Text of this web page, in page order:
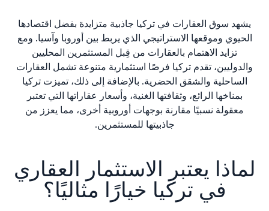
يشهد سوق العقارات في تركيا جاذبية متزايدة بفضل اقتصادها
الحيوي وموقعها الاستراتيجي الذي يربط بين أوروبا وآسيا. ومع
تزايد الاهتمام بالعقارات من قِبل المستثمرين المحليين
والدوليين، تقدم تركيا فرصًا استثمارية متنوعة تشمل العقارات
الساحلية والشقق الحضرية. بالإضافة إلى ذلك، تميزت تركيا
بمناخها الرائع، وثقافتها الغنية، وأسعار عقاراتها التي تعتبر
معقولة نسبيًا مقارنة بوجهات أوروبية أخرى، مما يعزز من
جاذبيتها للمستثمرين.
لماذا يعتبر الاستثمار العقاري
في تركيا خيارًا مثاليًا؟